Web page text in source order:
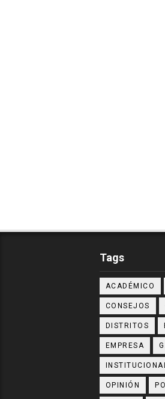
Tags
ACADÉMICO
CONSEJOS
DISTRITOS
EMPRESA
OPINIÓN